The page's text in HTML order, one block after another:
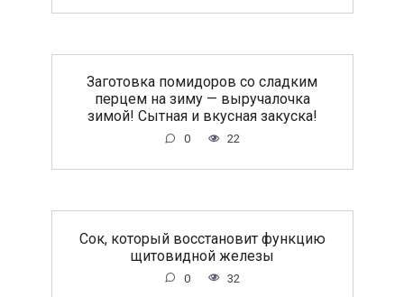
Заготовка помидоров со сладким
перцем на зиму — выручалочка
зимой! Сытная и вкусная закуска!
0 22
Сок, который восстановит функцию
щитовидной железы
0 32